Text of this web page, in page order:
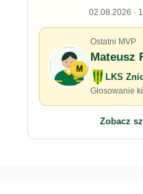
02.08.2026 ·
M
Ostatni MVP
Mateusz
LKS
Głosowanie
Zobacz